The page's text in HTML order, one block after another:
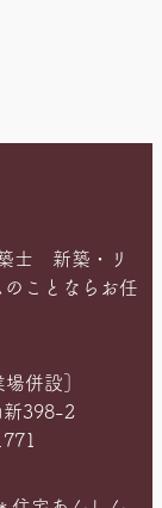
士 新築・リ
のことならお任
併設］
398-2